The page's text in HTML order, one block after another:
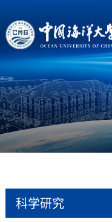
科学研究